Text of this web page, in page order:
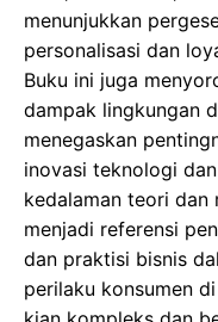
menunjukkan
personalisasi dan
Buku ini juga
dampak lingkungan
menegaskan
inovasi teknologi
kedalaman teori dan
menjadi referensi
dan praktisi bisnis
perilaku konsumen